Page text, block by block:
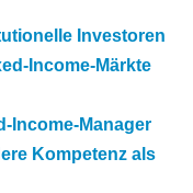
Investoren
Income-Märkte
Income-Manager
Kompetenz als